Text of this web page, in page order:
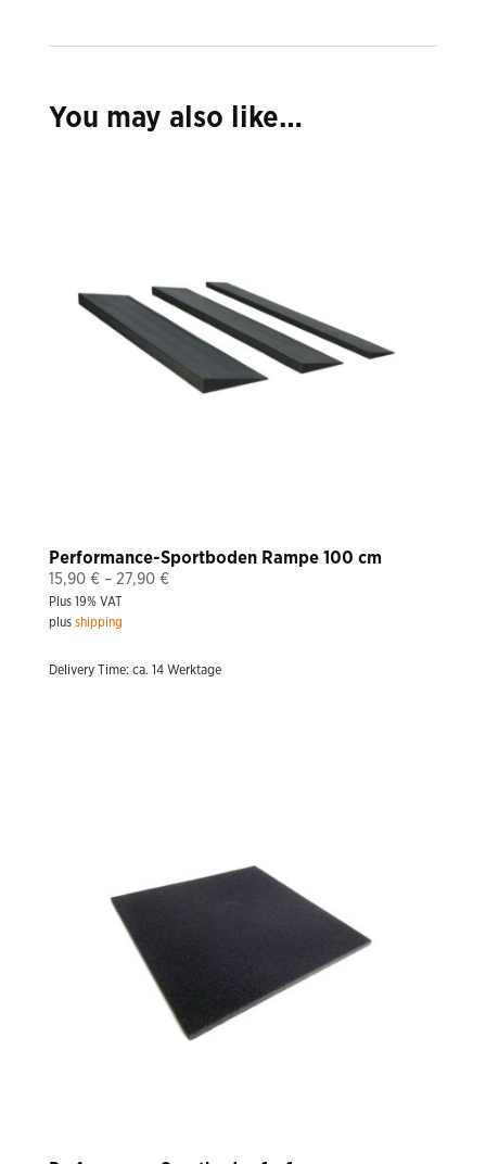
You may also like…
Performance-Sportboden Rampe 100 cm
15,90 € – 27,90 €Price
27,90 €
Plus 19% VAT
plus shipping
Delivery Time: ca. 14 Werktage